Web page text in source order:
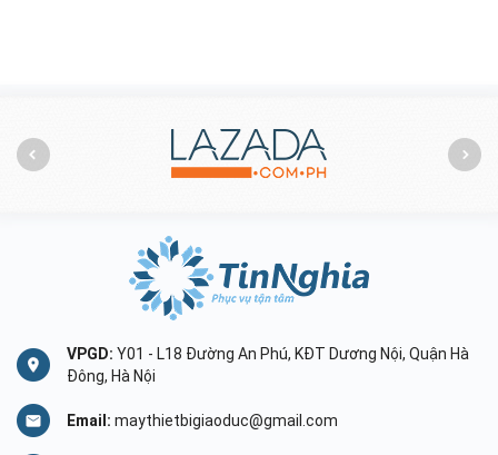
VPGD: Y01 - L18 Đường An Phú, KĐT Dương Nội, Quận Hà
Đông, Hà Nội
Email: maythietbigiaoduc@gmail.com